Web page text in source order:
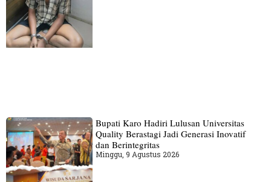
Bupati Karo Hadiri Lulusan Universitas
Quality Berastagi Jadi Generasi Inovatif
dan Berintegritas
Minggu, 9 Agustus 2026